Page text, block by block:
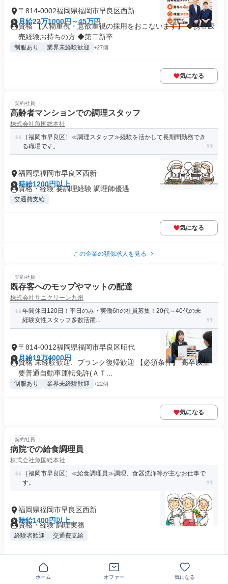
〒814-0002福岡県福岡市早良区西新
月給22万1000円～45万円
資格 【人物重視・意欲重視の採用をおこないます】 ◆携帯販
売経験お持ちの方 ◆第二新卒...
制服あり 業界未経験歓迎 +27個
気になる
契約社員
高齢者マンションでの調理スタッフ
株式会社魚国総本社
［福岡市早良区］≪調理スタッフ≫経験を活かして長期間勤務でき
る職場です。
福岡県福岡市早良区西新
時給1200円以上
資格・経験 要調理経験 調理師優遇
交通費支給
気になる
この企業の類似求人を見る
契約社員
既存客へのモップやマットの配達
株式会社サニクリーン九州
年間休日120日！平日のみ・実働6hの社員募集！20代～40代の未
経験女性スタッフ多数活躍...
〒814-0012福岡県福岡市早良区昭代
月給19万4000円
資格 未経験歓迎、ブランク復帰歓迎 【必須条件】 高卒以上
要普通自動車運転免許(ＡＴ...
制服あり 業界未経験歓迎 +22個
気になる
契約社員
病院での給食調理員
株式会社魚国総本社
［福岡市早良区］≪給食調理員≫調理、食器洗浄等が主なお仕事で
す。
福岡県福岡市早良区西新
時給1400円以上
資格・経験 調理実務
経験者歓迎 交通費支給
気になる
ホーム オファー 気になる